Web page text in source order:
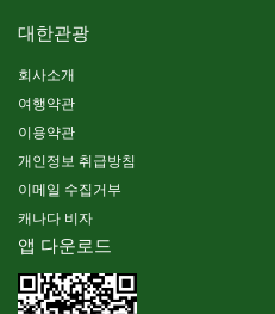
대한관광
회사소개
여행약관
이용약관
개인정보 취급방침
이메일 수집거부
캐나다 비자
앱 다운로드